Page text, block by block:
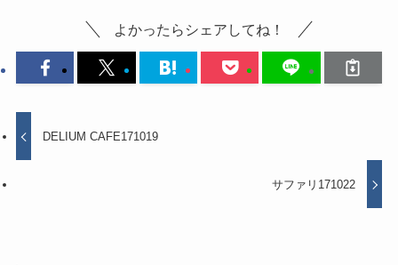
よかったらシェアしてね！
DELIUM CAFE171019
サファリ171022